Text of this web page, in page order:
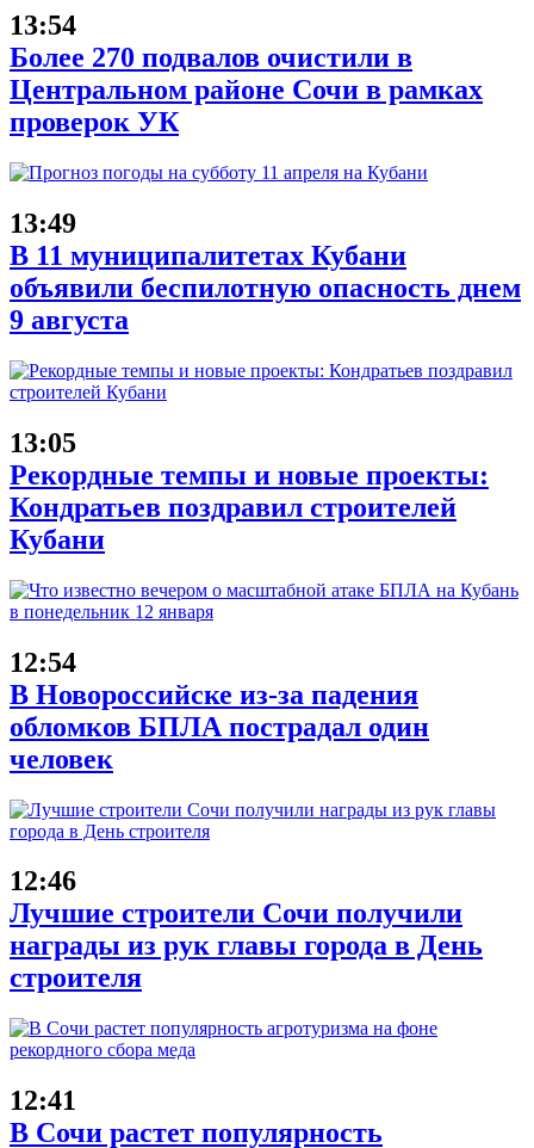
13:54
Более 270 подвалов очистили в
Центральном районе Сочи в рамках
проверок УК
13:49
В 11 муниципалитетах Кубани
объявили беспилотную опасность днем
9 августа
13:05
Рекордные темпы и новые проекты:
Кондратьев поздравил строителей
Кубани
12:54
В Новороссийске из-за падения
обломков БПЛА пострадал один
человек
12:46
Лучшие строители Сочи получили
награды из рук главы города в День
строителя
12:41
В Сочи растет популярность